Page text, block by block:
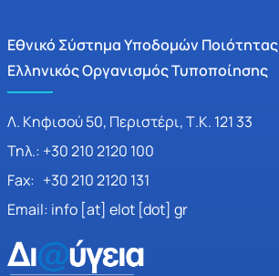
Εθνικό Σύστημα Υποδομών Ποιότητας
Ελληνικός Οργανισμός Τυποποίησης
Λ. Κηφισού 50, Περιστέρι, Τ.Κ. 121 33
Τηλ.: +30 210 2120 100
Fax: +30 210 2120 131
Email: info [at] elot [dot] gr